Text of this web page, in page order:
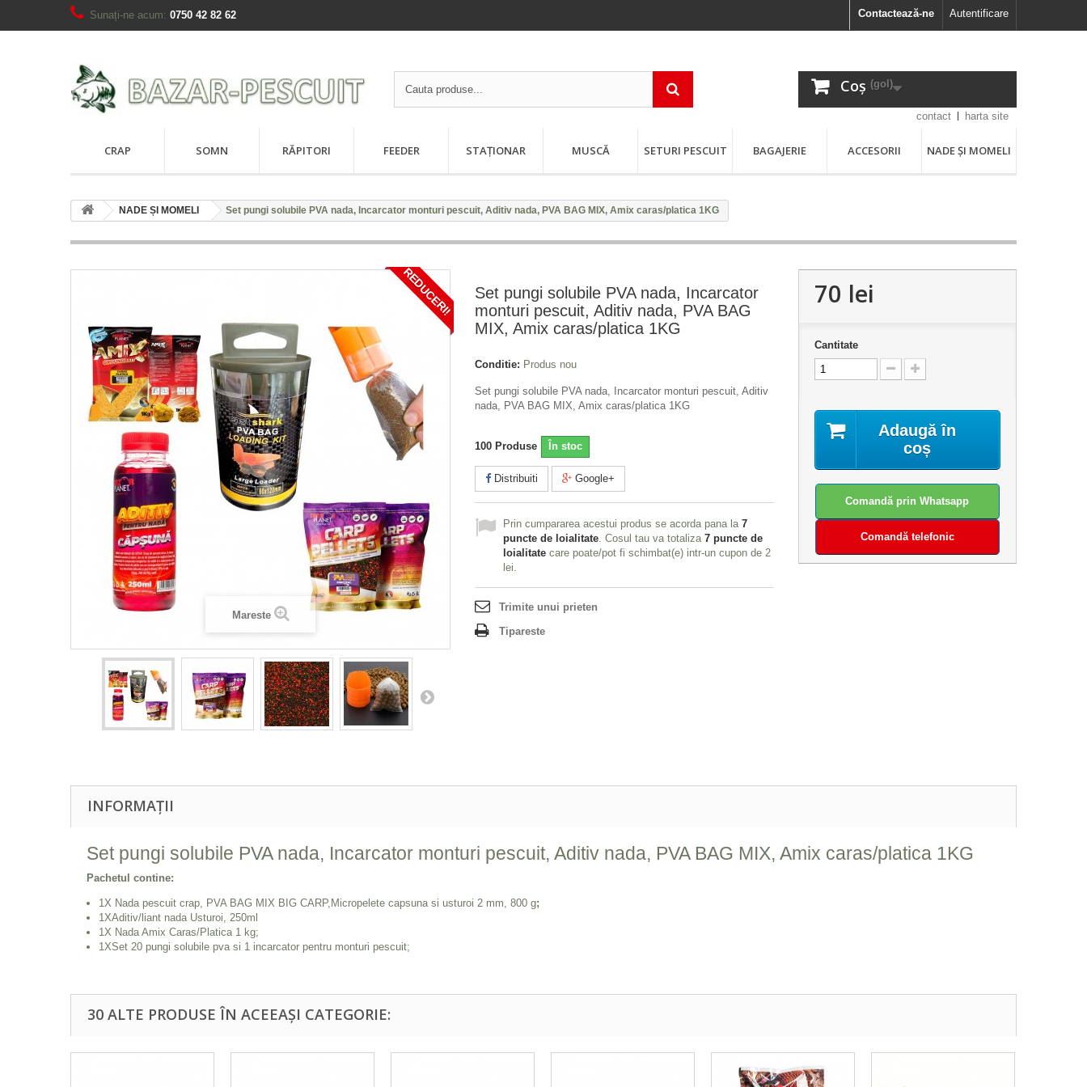
Autentificare
Contactează-ne
Sunați-ne acum: 0750 42 82 62
Coș (gol)
contact harta site
CRAP SOMN RĂPITORI FEEDER STAȚIONAR MUSCĂ SETURI PESCUIT BAGAJERIE ACCESORII NADE ȘI MOMELI
NADE ȘI MOMELI Set pungi solubile PVA nada, Incarcator monturi pescuit, Aditiv nada, PVA BAG MIX, Amix caras/platica 1KG
REDUCERI!
Mareste
Set pungi solubile PVA nada, Incarcator
monturi pescuit, Aditiv nada, PVA BAG
MIX, Amix caras/platica 1KG
Conditie: Produs nou
Set pungi solubile PVA nada, Incarcator monturi pescuit, Aditiv
nada, PVA BAG MIX, Amix caras/platica 1KG
100 Produse În stoc
Distribuiti Google+
Prin cumpararea acestui produs se acorda pana la 7
puncte de loialitate. Cosul tau va totaliza 7 puncte de
loialitate care poate/pot fi schimbat(e) intr-un cupon de 2
lei.
Trimite unui prieten
Tipareste
70 lei
Cantitate
Adaugă în
coș
Comandă prin Whatsapp
Comandă telefonic
INFORMAȚII
Set pungi solubile PVA nada, Incarcator monturi pescuit, Aditiv nada, PVA BAG MIX, Amix caras/platica 1KG
Pachetul contine:
1X Nada pescuit crap, PVA BAG MIX BIG CARP,Micropelete capsuna si usturoi 2 mm, 800 g;
1XAditiv/liant nada Usturoi, 250ml
1X Nada Amix Caras/Platica 1 kg;
1XSet 20 pungi solubile pva si 1 incarcator pentru monturi pescuit;
30 ALTE PRODUSE ÎN ACEEAȘI CATEGORIE: